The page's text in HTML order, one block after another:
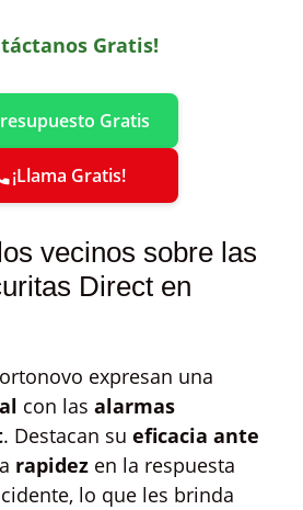
Gratis!
Gratis
¡Llama Gratis!
vecinos sobre las
Direct en
expresan una
con las alarmas
. Destacan su eficacia ante
rapidez en la respuesta
lo que les brinda